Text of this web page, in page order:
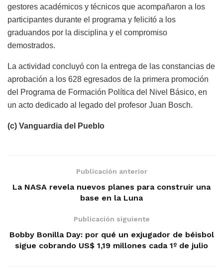
gestores académicos y técnicos que acompañaron a los
participantes durante el programa y felicitó a los
graduandos por la disciplina y el compromiso
demostrados.
La actividad concluyó con la entrega de las constancias de
aprobación a los 628 egresados de la primera promoción
del Programa de Formación Política del Nivel Básico, en
un acto dedicado al legado del profesor Juan Bosch.
(c) Vanguardia del Pueblo
Publicación anterior
La NASA revela nuevos planes para construir una
base en la Luna
Publicación siguiente
Bobby Bonilla Day: por qué un exjugador de béisbol
sigue cobrando US$ 1,19 millones cada 1º de julio